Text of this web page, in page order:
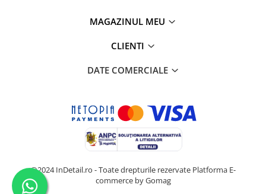
MAGAZINUL MEU
CLIENTI
DATE COMERCIALE
@2024 InDetail.ro - Toate drepturile rezervate Platforma E-
commerce by Gomag